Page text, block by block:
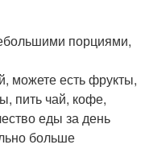
порциями,
можете есть фрукты,
пить чай, кофе,
еды за день
больше